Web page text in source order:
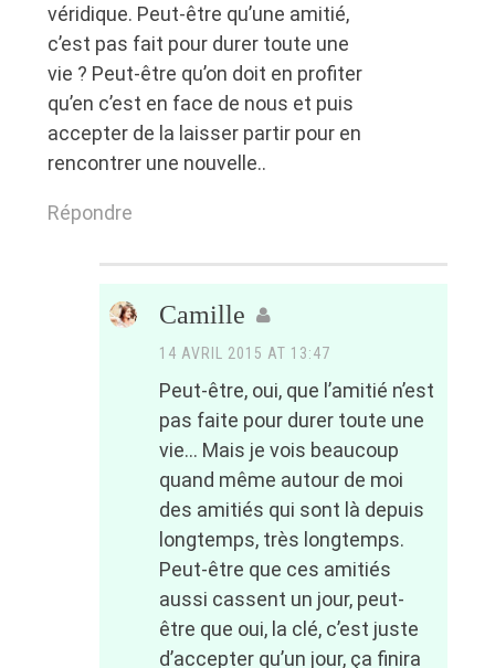
véridique. Peut-être qu’une amitié,
c’est pas fait pour durer toute une
vie ? Peut-être qu’on doit en profiter
qu’en c’est en face de nous et puis
accepter de la laisser partir pour en
rencontrer une nouvelle..
Répondre
Camille
14 AVRIL 2015 AT 13:47
Peut-être, oui, que l’amitié n’est
pas faite pour durer toute une
vie… Mais je vois beaucoup
quand même autour de moi
des amitiés qui sont là depuis
longtemps, très longtemps.
Peut-être que ces amitiés
aussi cassent un jour, peut-
être que oui, la clé, c’est juste
d’accepter qu’un jour, ça finira